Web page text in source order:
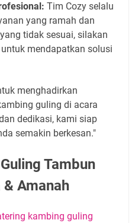
Tim Cozy selalu
yang ramah dan
tidak sesuai, silakan
mendapatkan solusi
menghadirkan
guling di acara
dedikasi, kami siap
semakin berkesan."
Tambun
Amanah
kambing guling